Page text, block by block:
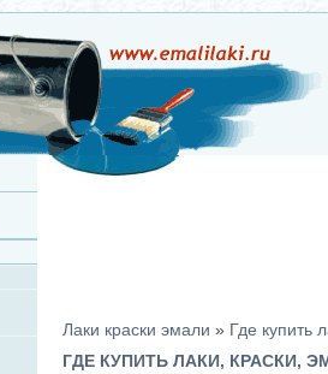
Лаки краски эмали » Где купить
ГДЕ КУПИТЬ ЛАКИ, КРАСКИ,